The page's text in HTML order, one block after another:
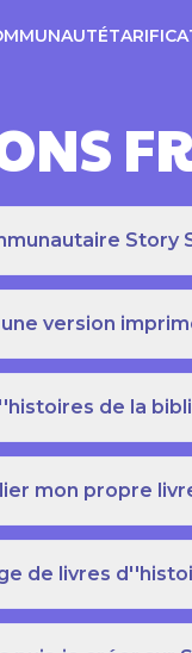
Story
version
de la
mon propre
de livres